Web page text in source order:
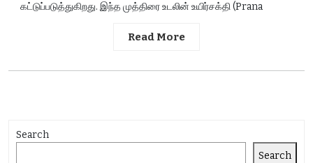
கட்டுப்படுத்துகிறது. இந்த முத்திரை உடலின் உயிர்சக்தி (Prana
Read More
Search
Search